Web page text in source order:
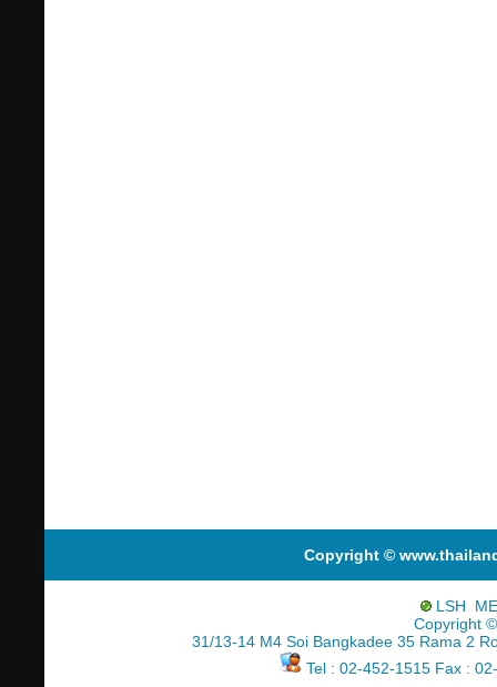
Copyright ©
LSH
Copyright
31/13-14 M4 Soi Bangkadee 35 Rama 2
Tel : 02-452-1515 Fax :